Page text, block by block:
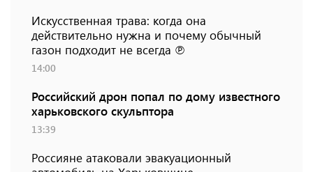
Искусственная трава: когда она
действительно нужна и почему обычный
газон подходит не всегда ℗
14:00
Российский дрон попал по дому известного
харьковского скульптора
13:39
Россияне атаковали эвакуационный